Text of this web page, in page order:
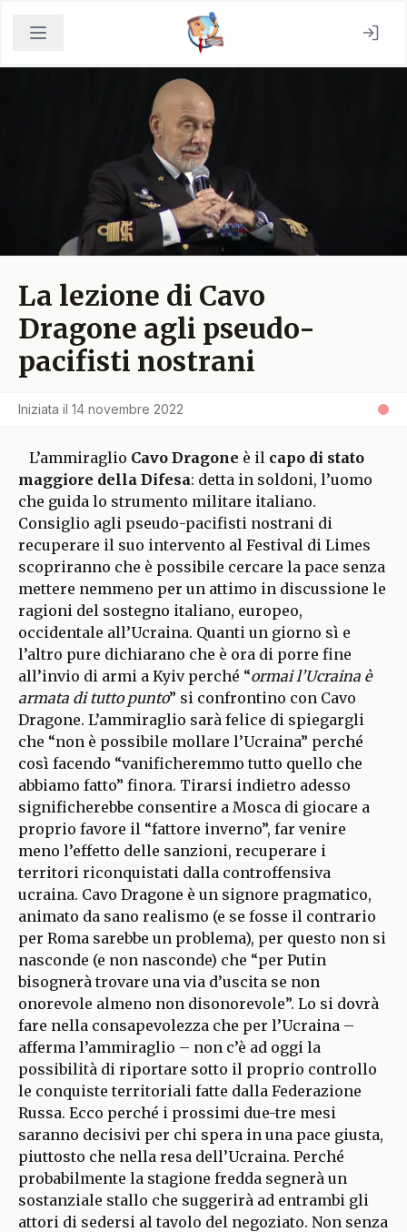
La lezione di Cavo
Dragone agli pseudo-
pacifisti nostrani
Iniziata il 14 novembre 2022
L’ammiraglio Cavo Dragone è il capo di stato
maggiore della Difesa: detta in soldoni, l’uomo
che guida lo strumento militare italiano.
Consiglio agli pseudo-pacifisti nostrani di
recuperare il suo intervento al Festival di Limes
scopriranno che è possibile cercare la pace senza
mettere nemmeno per un attimo in discussione le
ragioni del sostegno italiano, europeo,
occidentale all’Ucraina. Quanti un giorno sì e
l’altro pure dichiarano che è ora di porre fine
all’invio di armi a Kyiv perché “ormai l’Ucraina è
armata di tutto punto” si confrontino con Cavo
Dragone. L’ammiraglio sarà felice di spiegargli
che “non è possibile mollare l’Ucraina” perché
così facendo “vanificheremmo tutto quello che
abbiamo fatto” finora. Tirarsi indietro adesso
significherebbe consentire a Mosca di giocare a
proprio favore il “fattore inverno”, far venire
meno l’effetto delle sanzioni, recuperare i
territori riconquistati dalla controffensiva
ucraina. Cavo Dragone è un signore pragmatico,
animato da sano realismo (e se fosse il contrario
per Roma sarebbe un problema), per questo non si
nasconde (e non nasconde) che “per Putin
bisognerà trovare una via d’uscita se non
onorevole almeno non disonorevole”. Lo si dovrà
fare nella consapevolezza che per l’Ucraina –
afferma l’ammiraglio – non c’è ad oggi la
possibilità di riportare sotto il proprio controllo
le conquiste territoriali fatte dalla Federazione
Russa. Ecco perché i prossimi due-tre mesi
saranno decisivi per chi spera in una pace giusta,
piuttosto che nella resa dell’Ucraina. Perché
probabilmente la stagione fredda segnerà un
sostanziale stallo che suggerirà ad entrambi gli
attori di sedersi al tavolo del negoziato. Non senza